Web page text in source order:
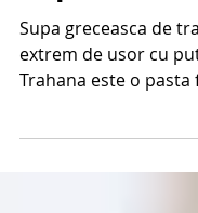
Supa de
Supa greceasca de
extrem de usor cu
distinge dupa gust in